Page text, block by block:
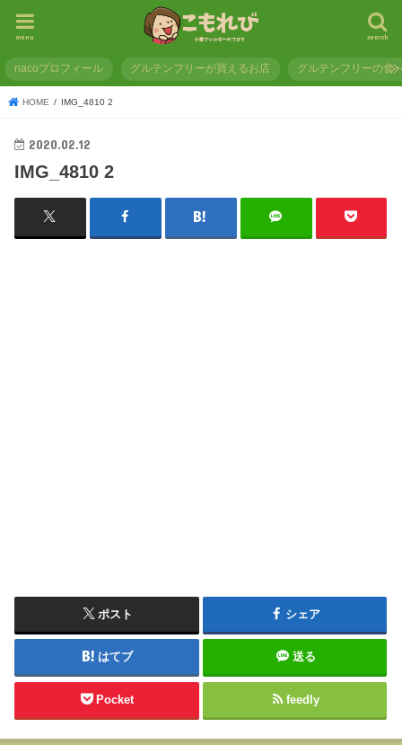
search
menu
nacoプロフィール グルテンフリーが買えるお店 グルテンフリーの食
HOME IMG_4810 2
2020.02.12
IMG_4810 2
ポスト シェア
はてブ 送る
Pocket feedly